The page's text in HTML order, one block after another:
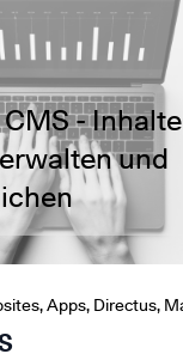
- Inhalte
und